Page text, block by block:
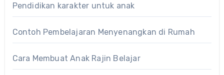
Pendidikan karakter untuk anak
Contoh Pembelajaran Menyenangkan di Rumah
Cara Membuat Anak Rajin Belajar